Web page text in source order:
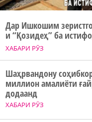
ХАБАРИ РӮЗ
Дар Ишкошим
и “Қозидеҳ” ба
ХАБАРИ РӮЗ
Шаҳрвандону
миллион амалиёти
додаанд